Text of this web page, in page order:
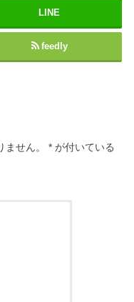
LINE
feedly
せん。 * が付いている